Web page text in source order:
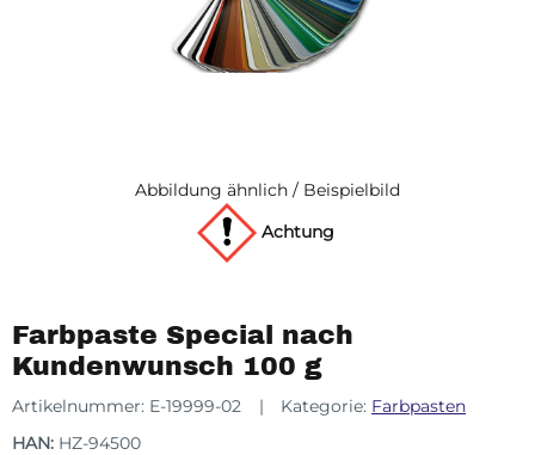
Abbildung ähnlich / Beispielbild
Achtung
Farbpaste Special nach
Kundenwunsch 100 g
Artikelnummer: E-19999-02 Kategorie: Farbpasten
HAN: HZ-94500